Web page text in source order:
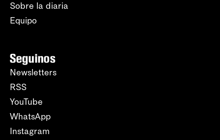
Sobre la diaria
Equipo
Seguinos
Newsletters
RSS
YouTube
WhatsApp
Instagram